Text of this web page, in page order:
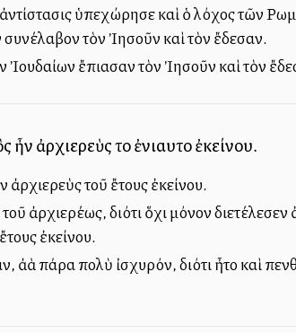
ὑπεχώρησε καὶ ὁ λόχος τῶν
συνέλαβον τὸν Ἰησοῦν καὶ τὸν ἔδεσαν.
Ἰουδαίων ἔπιασαν τὸν Ἰησοῦν καὶ τὸν
ἀρχιερεὺς τοῦ ἐνιαυτοῦ ἐκείνου.
τοῦ ἔτους ἐκείνου.
διότι ὅχι μόνον διετέλεσεν
ἐκείνου.
πάρα πολὺ ἰσχυρόν, διότι ἦτο καὶ